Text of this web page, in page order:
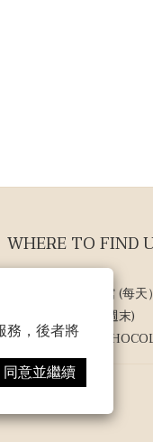
，後者將
同意並繼續
WHERE TO FIND
台北 新光三越A4館 (每天）
宜蘭 曼斐諾工廠 (週末)
日本東京 L‘ISLE